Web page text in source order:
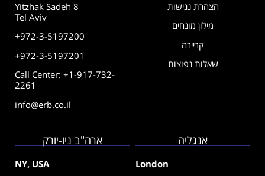
הצהרת נגישות
מילון מונחים
קריירה
שאלות נפוצות
Yitzhak Sadeh 8
Tel Aviv
+972-3-5197200
+972-3-5197201
Call Center: +1-917-732-
2261
info@erb.co.il
אנגליה
London
ארה"ב ניו-יורק
NY, USA